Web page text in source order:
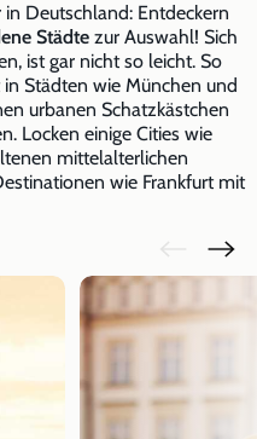
Deutschland: Entdeckern
Städte zur Auswahl! Sich
ist gar nicht so leicht. So
Städten wie München und
urbanen Schatzkästchen
Locken einige Cities wie
mittelalterlichen
wie Frankfurt mit